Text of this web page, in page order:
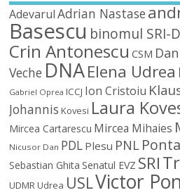
Adevarul Adrian Nastase
Basescu binomul SRI-
Crin Antonescu CSM
Veche DNAElena Udrea
Gabriel Oprea ICCJ Ion Cristoiu
Johannis Kovesi Laura
Mircea Cartarescu Mircea Mihaies
Nicusor Dan PDL Plesu PNL Ponta
Sebastian Ghita Senatul EVZ SRI
UDMRUdrea USLVictor